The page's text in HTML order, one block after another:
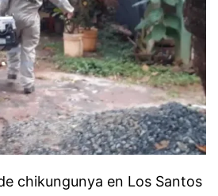
chikungunya en Los Santos